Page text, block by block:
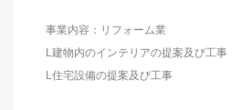
事業内容：リフォーム業
L建物内のインテリアの提案及び工事
L住宅設備の提案及び工事